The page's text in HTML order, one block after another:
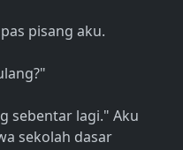
pisang aku.
sebentar lagi." Aku
sekolah dasar